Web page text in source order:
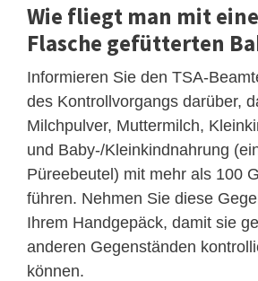
Wie fliegt man mit
Flasche gefütterten
Informieren Sie den TSA-
des Kontrollvorgangs darüber,
Milchpulver, Muttermilch,
und Baby-/Kleinkindnahrung
Püreebeutel) mit mehr als 100
führen. Nehmen Sie diese
Ihrem Handgepäck, damit sie
anderen Gegenständen
können.